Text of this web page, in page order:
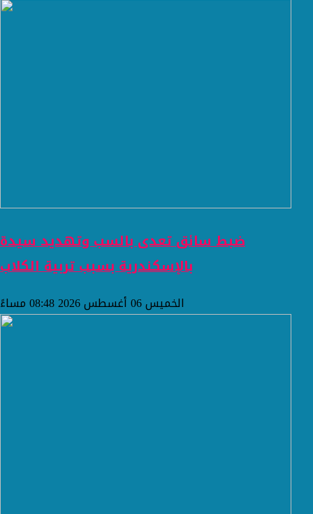
ضبط سائق تعدى بالسب وتهديد سيدة
بالإسكندرية بسبب تربية الكلاب
الخميس 06 أغسطس 2026 08:48 مساءً